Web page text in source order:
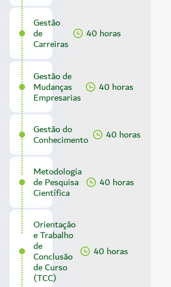
Gestão
de
Carreiras
40 horas
Gestão de
Mudanças
Empresarias
40 horas
Gestão do
Conhecimento 40 horas
Metodologia
de Pesquisa
Científica
40 horas
Orientação
e Trabalho
de
Conclusão
de Curso
(TCC)
40 horas